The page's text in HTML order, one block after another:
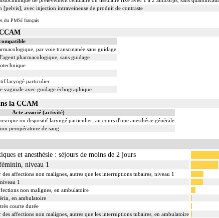
[pelvis], avec injection intraveineuse de produit de contraste
du PMSI français
par voie transcutanée sans guidage
pharmacologique, sans guidage
laryngé particulier
vaginale avec guidage échographique
la CCAM
Acte associé (activité)
ou dispositif laryngé particulier, au cours d'une anesthésie générale
peropératoire de sang
et anesthésie : séjours de moins de 2 jours
niveau 1
affections non malignes, autres que les interruptions tubaires, niveau 1
1
non malignes, en ambulatoire
en ambulatoire
courte durée
affections non malignes, autres que les interruptions tubaires, en ambulatoire